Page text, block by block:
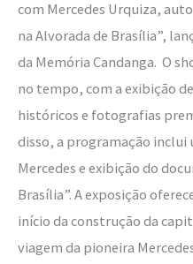
com Mercedes Urquiza,
na Alvorada de Brasília”,
da Memória Candanga. O
no tempo, com a exibição
históricos e fotografias
disso, a programação inclui
Mercedes e exibição do
Brasília”. A exposição
início da construção da
viagem da pioneira